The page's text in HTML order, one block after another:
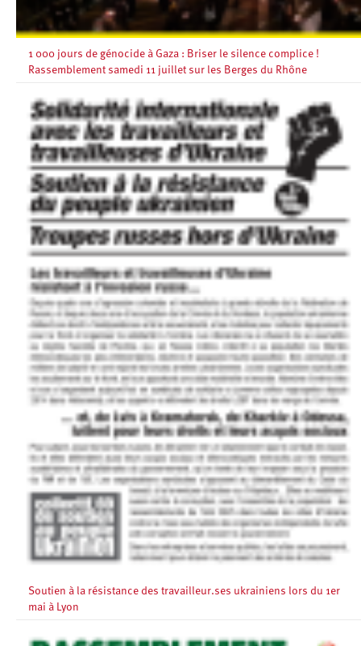
1 000 jours de génocide à Gaza : Briser le silence complice !
Rassemblement samedi 11 juillet sur les Berges du Rhône
Soutien à la résistance des travailleur.ses ukrainiens lors du 1er
mai à Lyon